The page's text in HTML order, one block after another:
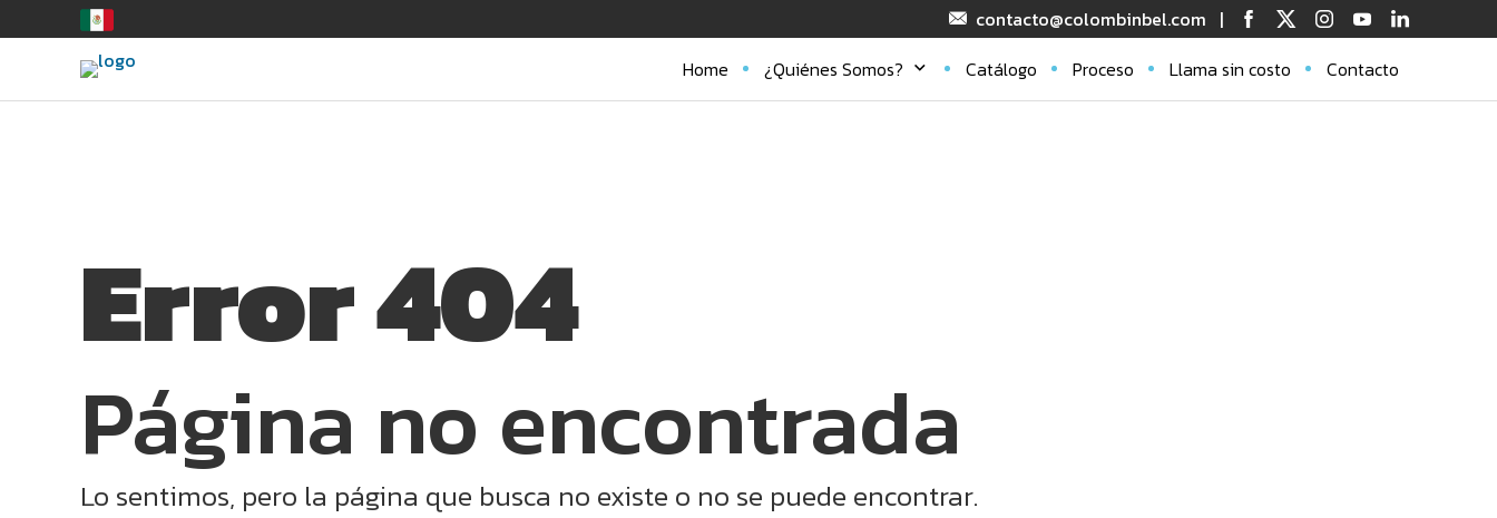
contacto@colombinbel.com |
Home
¿Quiénes Somos? Catálogo Proceso Llama sin costo Contacto
Error 404
Página no encontrada
Lo sentimos, pero la página que busca no existe o no se puede encontrar.